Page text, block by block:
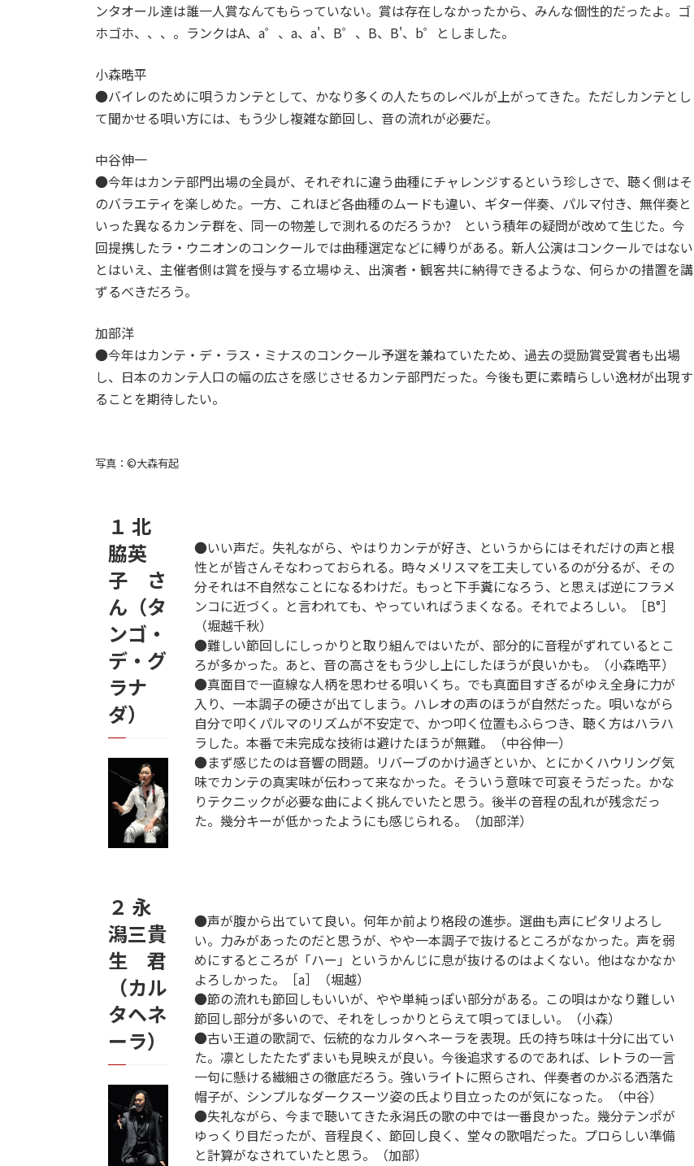
ンタオール達は誰一人賞なんてもらっていない。賞は存在しなかったから、みんな個性的だったよ。ゴ
ホゴホ、、、。ランクはA、a゜、a、a'、B゜、B、B'、b゜としました。
小森晧平
●バイレのために唄うカンテとして、かなり多くの人たちのレベルが上がってきた。ただしカンテとし
て聞かせる唄い方には、もう少し複雑な節回し、音の流れが必要だ。
中谷伸一
●今年はカンテ部門出場の全員が、それぞれに違う曲種にチャレンジするという珍しさで、聴く側はそ
のバラエティを楽しめた。一方、これほど各曲種のムードも違い、ギター伴奏、パルマ付き、無伴奏と
いった異なるカンテ群を、同一の物差しで測れるのだろうか? という積年の疑問が改めて生じた。今
回提携したラ・ウニオンのコンクールでは曲種選定などに縛りがある。新人公演はコンクールではない
とはいえ、主催者側は賞を授与する立場ゆえ、出演者・観客共に納得できるような、何らかの措置を講
ずるべきだろう。
加部洋
●今年はカンテ・デ・ラス・ミナスのコンクール予選を兼ねていたため、過去の奨励賞受賞者も出場
し、日本のカンテ人口の幅の広さを感じさせるカンテ部門だった。今後も更に素晴らしい逸材が出現す
ることを期待したい。
写真：©大森有起
１ 北
脇英
子 さ
ん（タ
ンゴ・
デ・グ
ラナ
ダ）
●いい声だ。失礼ながら、やはりカンテが好き、というからにはそれだけの声と根
性とが皆さんそなわっておられる。時々メリスマを工夫しているのが分るが、その
分それは不自然なことになるわけだ。もっと下手糞になろう、と思えば逆にフラメ
ンコに近づく。と言われても、やっていればうまくなる。それでよろしい。［B°］
（堀越千秋）
●難しい節回しにしっかりと取り組んではいたが、部分的に音程がずれているとこ
ろが多かった。あと、音の高さをもう少し上にしたほうが良いかも。（小森晧平）
●真面目で一直線な人柄を思わせる唄いくち。でも真面目すぎるがゆえ全身に力が
入り、一本調子の硬さが出てしまう。ハレオの声のほうが自然だった。唄いながら
自分で叩くパルマのリズムが不安定で、かつ叩く位置もふらつき、聴く方はハラハ
ラした。本番で未完成な技術は避けたほうが無難。（中谷伸一）
●まず感じたのは音響の問題。リバーブのかけ過ぎといか、とにかくハウリング気
味でカンテの真実味が伝わって来なかった。そういう意味で可哀そうだった。かな
りテクニックが必要な曲によく挑んでいたと思う。後半の音程の乱れが残念だっ
た。幾分キーが低かったようにも感じられる。（加部洋）
２ 永
潟三貴
生 君
（カル
タヘネ
ーラ）
●声が腹から出ていて良い。何年か前より格段の進歩。選曲も声にピタリよろし
い。力みがあったのだと思うが、やや一本調子で抜けるところがなかった。声を弱
めにするところが「ハー」というかんじに息が抜けるのはよくない。他はなかなか
よろしかった。［a］（堀越）
●節の流れも節回しもいいが、やや単純っぽい部分がある。この唄はかなり難しい
節回し部分が多いので、それをしっかりとらえて唄ってほしい。（小森）
●古い王道の歌詞で、伝統的なカルタヘネーラを表現。氏の持ち味は十分に出てい
た。凛としたたたずまいも見映えが良い。今後追求するのであれば、レトラの一言
一句に懸ける繊細さの徹底だろう。強いライトに照らされ、伴奏者のかぶる洒落た
帽子が、シンプルなダークスーツ姿の氏より目立ったのが気になった。（中谷）
●失礼ながら、今まで聴いてきた永潟氏の歌の中では一番良かった。幾分テンポが
ゆっくり目だったが、音程良く、節回し良く、堂々の歌唱だった。プロらしい準備
と計算がなされていたと思う。（加部）